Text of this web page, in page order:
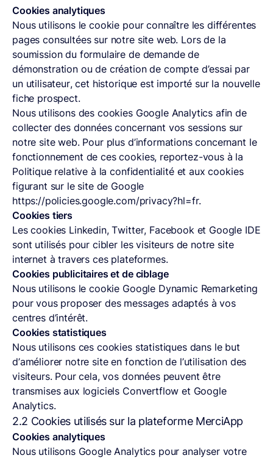
Cookies analytiques
Nous utilisons le cookie pour connaître les différentes
pages consultées sur notre site web. Lors de la
soumission du formulaire de demande de
démonstration ou de création de compte d’essai par
un utilisateur, cet historique est importé sur la nouvelle
fiche prospect.
Nous utilisons des cookies Google Analytics afin de
collecter des données concernant vos sessions sur
notre site web. Pour plus d’informations concernant le
fonctionnement de ces cookies, reportez-vous à la
Politique relative à la confidentialité et aux cookies
figurant sur le site de Google
https://policies.google.com/privacy?hl=fr.
Cookies tiers
Les cookies Linkedin, Twitter, Facebook et Google IDE
sont utilisés pour cibler les visiteurs de notre site
internet à travers ces plateformes.
Cookies publicitaires et de ciblage
Nous utilisons le cookie Google Dynamic Remarketing
pour vous proposer des messages adaptés à vos
centres d’intérêt.
Cookies statistiques
Nous utilisons ces cookies statistiques dans le but
d’améliorer notre site en fonction de l’utilisation des
visiteurs. Pour cela, vos données peuvent être
transmises aux logiciels Convertflow et Google
Analytics.
2.2 Cookies utilisés sur la plateforme MerciApp
Cookies analytiques
Nous utilisons Google Analytics pour analyser votre